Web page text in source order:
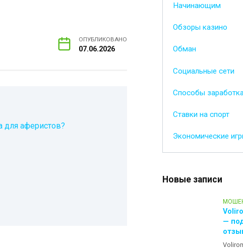
ОПУБЛИКОВАНО
07.06.2026
для аферистов?
Начинающим
Обзоры казино
Обман
Социальные сети
Способы
Ставки на спорт
Экономические
Новые записи
—